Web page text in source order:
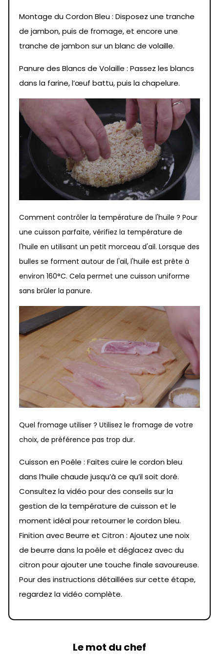
Montage du Cordon Bleu : Disposez une tranche
de jambon, puis de fromage, et encore une
tranche de jambon sur un blanc de volaille.
Panure des Blancs de Volaille : Passez les blancs
dans la farine, l’œuf battu, puis la chapelure.
Comment contrôler la température de l'huile ? Pour
une cuisson parfaite, vérifiez la température de
l'huile en utilisant un petit morceau d'ail. Lorsque des
bulles se forment autour de l'ail, l'huile est prête à
environ 160°C. Cela permet une cuisson uniforme
sans brûler la panure.
Quel fromage utiliser ? Utilisez le fromage de votre
choix, de préférence pas trop dur.
Cuisson en Poêle : Faites cuire le cordon bleu
dans l’huile chaude jusqu’à ce qu’il soit doré.
Consultez la vidéo pour des conseils sur la
gestion de la température de cuisson et le
moment idéal pour retourner le cordon bleu.
Finition avec Beurre et Citron : Ajoutez une noix
de beurre dans la poêle et déglacez avec du
citron pour ajouter une touche finale savoureuse.
Pour des instructions détaillées sur cette étape,
regardez la vidéo complète.
Le mot du chef